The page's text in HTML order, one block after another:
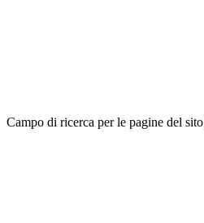
Campo di ricerca per le pagine del sito